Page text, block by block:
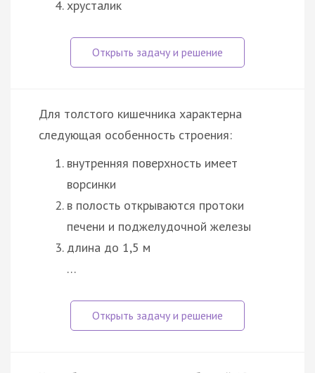
хрусталик
Для толстого кишечника характерна
следующая особенность строения:
внутренняя поверхность имеет
ворсинки
в полость открываются протоки
печени и поджелудочной железы
длина до 1,5 м
…